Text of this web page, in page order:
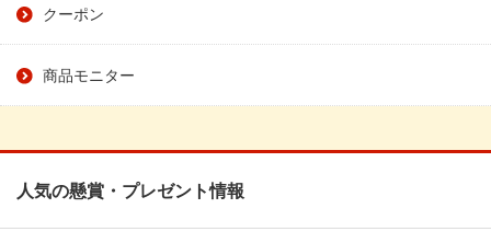
クーポン
商品モニター
人気の懸賞・プレゼント情報